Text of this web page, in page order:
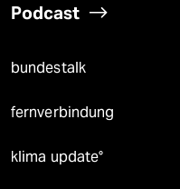
Podcast
bundestalk
fernverbindung
klima update°